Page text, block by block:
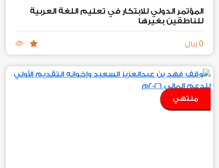
المؤتمر الدولي للابتكار في تعليم اللغة العربية
للناطقين بغيرها
0 ريال
منتهي